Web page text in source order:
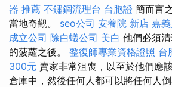
器 推薦 不鏽鋼流理台 台胞證 簡而言
當地奇觀。 seo公司 安養院 新店 嘉
成立公司 除白蟻公司 美白 他們必須
的菠蘿之後。 整復師專業資格證照 台
300元 賣家非常沮喪，以至於他們應
倉庫中，然後任何人都可以將任何人